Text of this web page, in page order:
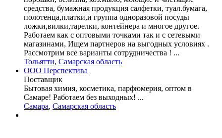
средства, бумажная продукция салфетки, туал.бумага,
полотенца,платки,и группа одноразовой посуды
ложки,вилки,тарелки, контейнера и многое другое.
Работаем как с оптовыми точками так и с сетевыми
магазинами, Ищем партнеров на выгодных условиях .
Рассмотрим все варианты сотрудничества ! ...
Тольятти, Самарская область
ООО Перспектива
Поставщик
Бытовая химия, косметика, парфюмерия, оптом в
Самаре! Работаем без выходных! ...
Самара, Самарская область